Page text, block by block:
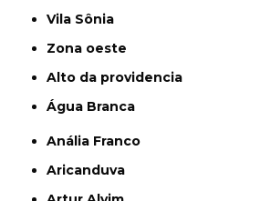
Vila Sônia
Zona oeste
alto da providencia
Água Branca
Anália Franco
Aricanduva